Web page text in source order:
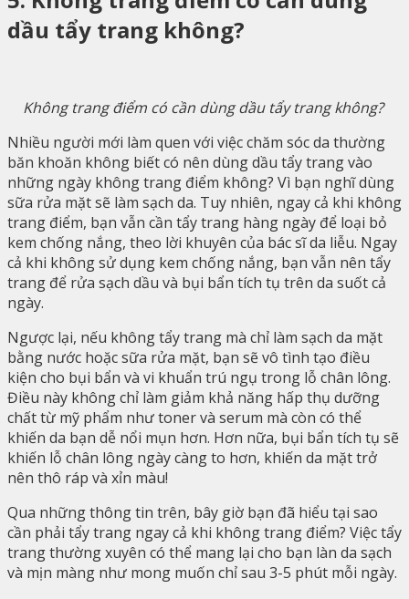
dầu tẩy trang không?
Không trang điểm có cần dùng dầu tẩy trang không?
Nhiều người mới làm quen với việc chăm sóc da thường
băn khoăn không biết có nên dùng dầu tẩy trang vào
những ngày không trang điểm không? Vì bạn nghĩ dùng
sữa rửa mặt sẽ làm sạch da. Tuy nhiên, ngay cả khi không
trang điểm, bạn vẫn cần tẩy trang hàng ngày để loại bỏ
kem chống nắng, theo lời khuyên của bác sĩ da liễu. Ngay
cả khi không sử dụng kem chống nắng, bạn vẫn nên tẩy
trang để rửa sạch dầu và bụi bẩn tích tụ trên da suốt cả
ngày.
Ngược lại, nếu không tẩy trang mà chỉ làm sạch da mặt
bằng nước hoặc sữa rửa mặt, bạn sẽ vô tình tạo điều
kiện cho bụi bẩn và vi khuẩn trú ngụ trong lỗ chân lông.
Điều này không chỉ làm giảm khả năng hấp thụ dưỡng
chất từ ​​mỹ phẩm như toner và serum mà còn có thể
khiến da bạn dễ nổi mụn hơn. Hơn nữa, bụi bẩn tích tụ sẽ
khiến lỗ chân lông ngày càng to hơn, khiến da mặt trở
nên thô ráp và xỉn màu!
Qua những thông tin trên, bây giờ bạn đã hiểu tại sao
cần phải tẩy trang ngay cả khi không trang điểm? Việc tẩy
trang thường xuyên có thể mang lại cho bạn làn da sạch
và mịn màng như mong muốn chỉ sau 3-5 phút mỗi ngày.